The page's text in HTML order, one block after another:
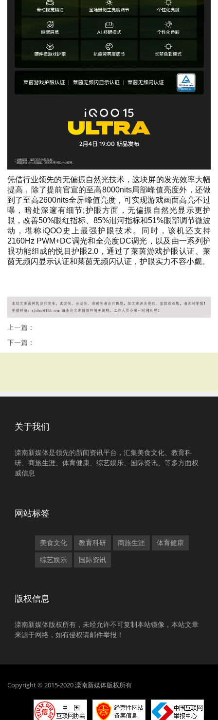
凭借行业领先的无偏振自然光技术，这块屏的发光效率大幅
提高，除了提前官宣的至高8000nits局部峰值亮度外，还做
到了至高2600nits全屏峰值亮度，可实现游戏画面高亮不过
曝，暗处深邃有细节;护眼方面，无偏振自然光显示更护
眼，改善50%眼红指标、85%泪河指标和51%眼部调节微波
动，堪称iQOO史上最强护眼技术。同时，该机还支持
2160Hz PWM+DC调光和全亮度DC调光，以及由一系列护
眼功能组成的悦目护眼2.0，通过了莱茵游戏护眼认证、莱
茵无频闪显示认证和莱茵无频闪认证，护眼实力不容小觑。
上一篇：
下一篇：
关于我们
滦南新媒体是领先的新闻资讯平台，汇集美食文化、教育科
研、商旅生涯、体育健康、综艺娱乐、国际资讯、等多方面权
威信息
网站标签
美食文化 教育科研 商旅生涯 体育健康
综艺娱乐 国际资讯
版权信息
滦南新媒体版权所有，未经允许不可复制本站镜像，本站文章
来源于网络，如有侵权请邮件举报！
Copyright © 2015-2020 滦南新媒体版权所有